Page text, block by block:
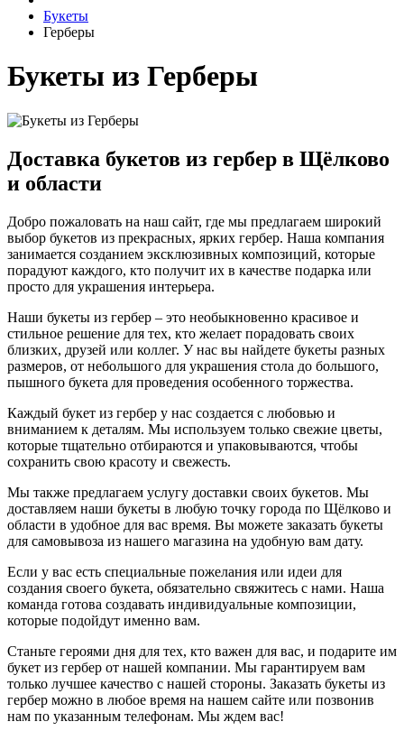
Букеты
Герберы
Букеты из Герберы
Доставка букетов из гербер в Щёлково
и области
Добро пожаловать на наш сайт, где мы предлагаем широкий
выбор букетов из прекрасных, ярких гербер. Наша компания
занимается созданием эксклюзивных композиций, которые
порадуют каждого, кто получит их в качестве подарка или
просто для украшения интерьера.
Наши букеты из гербер – это необыкновенно красивое и
стильное решение для тех, кто желает порадовать своих
близких, друзей или коллег. У нас вы найдете букеты разных
размеров, от небольшого для украшения стола до большого,
пышного букета для проведения особенного торжества.
Каждый букет из гербер у нас создается с любовью и
вниманием к деталям. Мы используем только свежие цветы,
которые тщательно отбираются и упаковываются, чтобы
сохранить свою красоту и свежесть.
Мы также предлагаем услугу доставки своих букетов. Мы
доставляем наши букеты в любую точку города по Щёлково и
области в удобное для вас время. Вы можете заказать букеты
для самовывоза из нашего магазина на удобную вам дату.
Если у вас есть специальные пожелания или идеи для
создания своего букета, обязательно свяжитесь с нами. Наша
команда готова создавать индивидуальные композиции,
которые подойдут именно вам.
Станьте героями дня для тех, кто важен для вас, и подарите им
букет из гербер от нашей компании. Мы гарантируем вам
только лучшее качество с нашей стороны. Заказать букеты из
гербер можно в любое время на нашем сайте или позвонив
нам по указанным телефонам. Мы ждем вас!